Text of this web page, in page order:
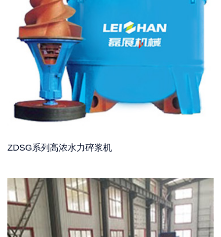
ZDSG系列高浓水力碎浆机